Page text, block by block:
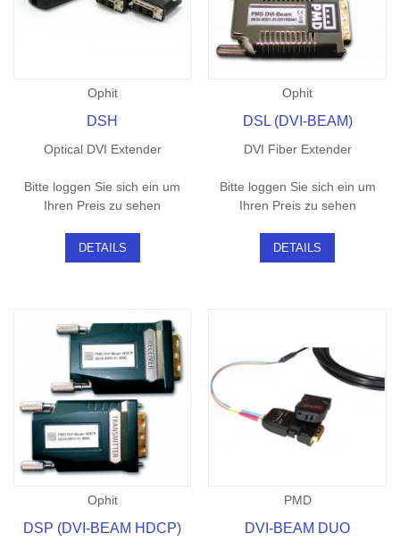
Ophit
DSH
Optical DVI Extender
Bitte loggen Sie sich ein um
Ihren Preis zu sehen
DETAILS
Ophit
DSL (DVI-BEAM)
DVI Fiber Extender
Bitte loggen Sie sich ein um
Ihren Preis zu sehen
DETAILS
Ophit
DSP (DVI-BEAM HDCP)
PMD
DVI-BEAM DUO